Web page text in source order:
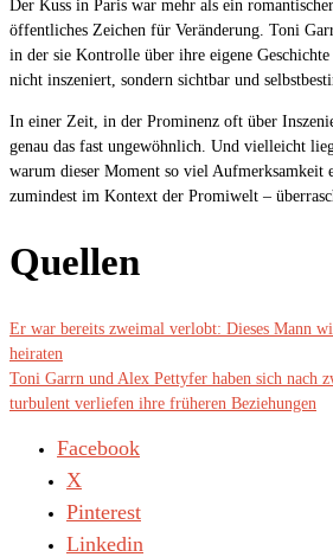
Der Kuss in Paris war mehr als ein
öffentliches Zeichen für Veränderung. Toni
in der sie Kontrolle über ihre eigene
nicht inszeniert, sondern sichtbar und
In einer Zeit, in der Prominenz oft über
genau das fast ungewöhnlich. Und vielleicht
warum dieser Moment so viel Aufmerksamkeit
zumindest im Kontext der Promiwelt –
Quellen
Er war bereits zweimal verlobt: Dieses Mann
heiraten
Toni Garrn und Alex Pettyfer haben sich nach
turbulent verliefen ihre früheren Beziehungen
Facebook
X
Pinterest
Linkedin